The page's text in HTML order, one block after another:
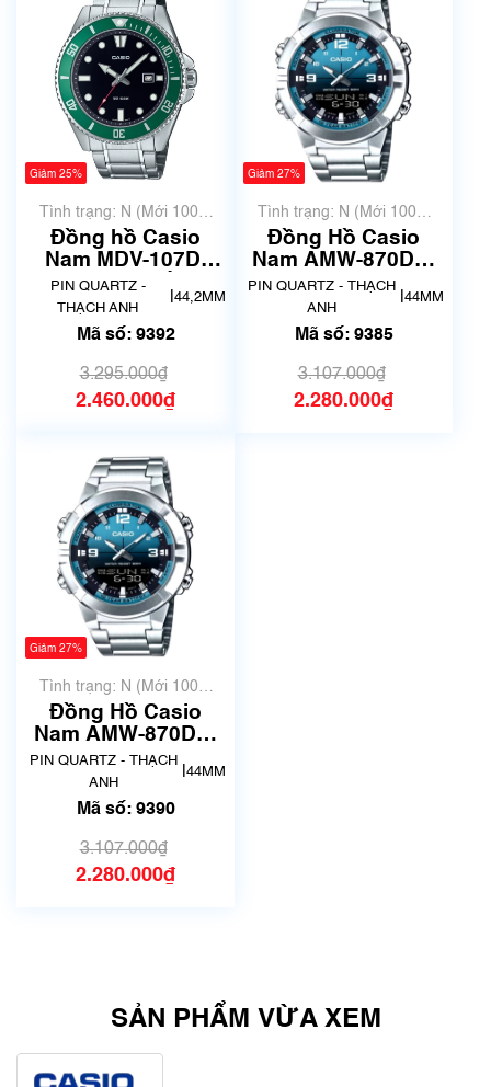
Giảm 25%
Tình trạng: N (Mới 100%
chưa qua sử dụng)
Đồng hồ Casio
Nam MDV-107D-
3AVDF | Mã số 9392
PIN QUARTZ -
THẠCH ANH
44,2MM
Mã số: 9392
3.295.000₫
2.460.000₫
Giảm 27%
Tình trạng: N (Mới 100%
chưa qua sử dụng)
Đồng Hồ Casio
Nam AMW-870DA-
2A2VDF | New | Mã
số 9385
PIN QUARTZ - THẠCH
ANH
44MM
Mã số: 9385
3.107.000₫
2.280.000₫
Giảm 27%
Tình trạng: N (Mới 100%
chưa qua sử dụng)
Đồng Hồ Casio
Nam AMW-870DA-
2A2VDF | New | Mã
số 9390
PIN QUARTZ - THẠCH
ANH
44MM
Mã số: 9390
3.107.000₫
2.280.000₫
SẢN PHẨM VỪA XEM